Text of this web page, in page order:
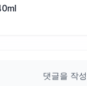
댓글을 작